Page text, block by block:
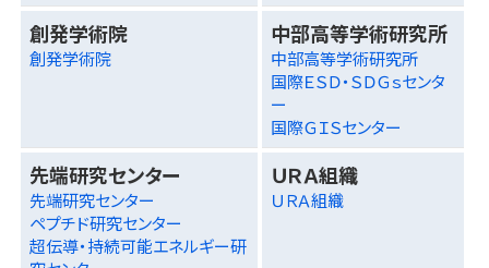
創発学術院
創発学術院
中部高等学術研究所
中部高等学術研究所
国際ＥＳＤ・ＳＤＧｓセンタ
ー
国際ＧＩＳセンター
先端研究センター
先端研究センター
ペプチド研究センター
超伝導・持続可能エネルギー研
ＵＲＡ組織
ＵＲＡ組織